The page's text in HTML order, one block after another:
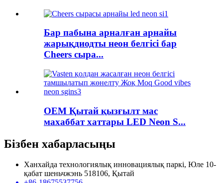
Бар пабына арналған арнайы
жарықдиодты неон белгісі бар
Cheers сыра...
OEM Қытай қызғылт мас
махаббат хаттары LED Neon S...
Бізбен хабарласыңы
Ханхайда технологиялық инновациялық паркі, Юле 10-
қабат шеньчжэнь 518106, Қытай